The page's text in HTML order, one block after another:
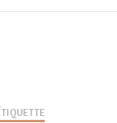
GELS-DOUCHE